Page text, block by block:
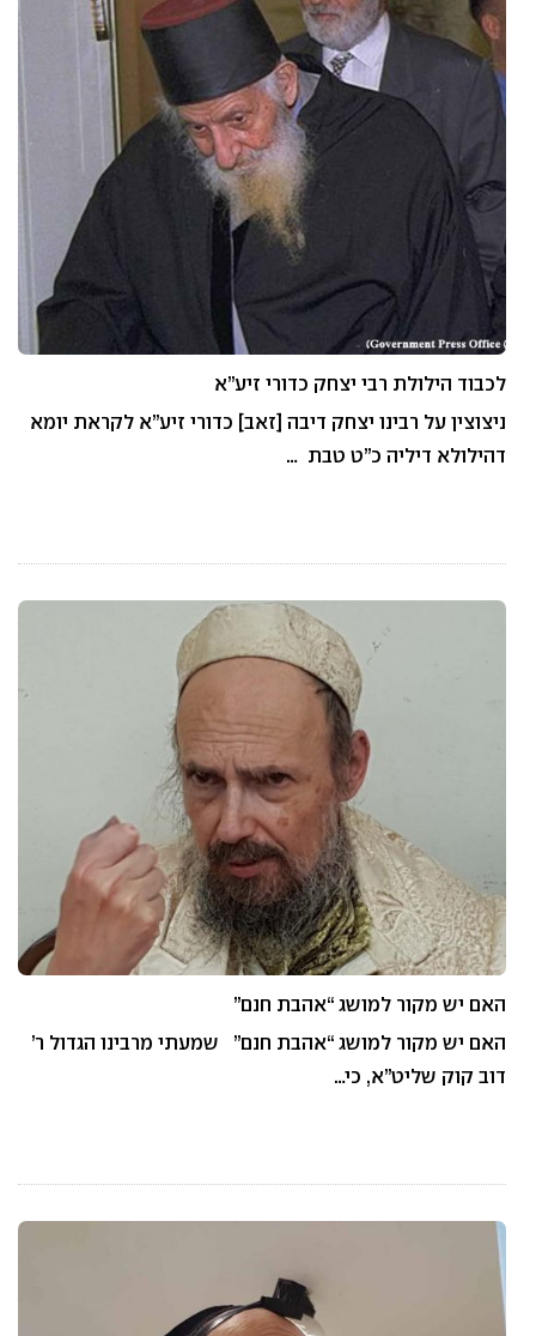
לכבוד הילולת רבי יצחק כדורי זיע”א
ניצוצין על רבינו יצחק דיבה [זאב] כדורי זיע”א לקראת יומא
דהילולא דיליה כ”ט טבת …
האם יש מקור למושג “אהבת חנם”
האם יש מקור למושג “אהבת חנם” שמעתי מרבינו הגדול ר’
דוב קוק שליט”א, כי…